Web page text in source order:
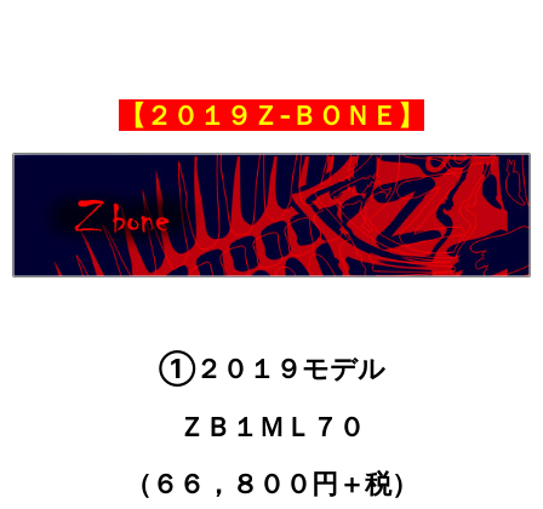
【２０１９Ｚ‐ＢＯＮＥ】
①２０１９モデル
ＺＢ１ＭＬ７０
（６６，８００円＋税）